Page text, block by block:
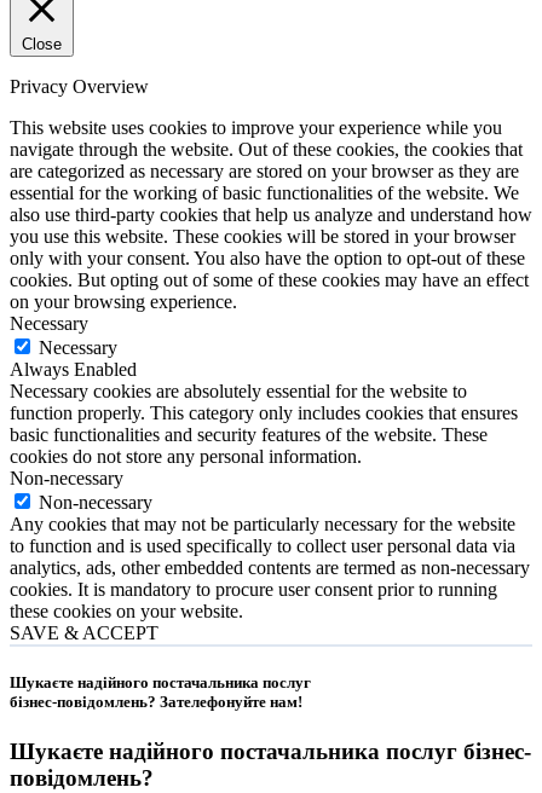
Close
Privacy Overview
This website uses cookies to improve your experience while you
navigate through the website. Out of these cookies, the cookies that
are categorized as necessary are stored on your browser as they are
essential for the working of basic functionalities of the website. We
also use third-party cookies that help us analyze and understand how
you use this website. These cookies will be stored in your browser
only with your consent. You also have the option to opt-out of these
cookies. But opting out of some of these cookies may have an effect
on your browsing experience.
Necessary
Necessary
Always Enabled
Necessary cookies are absolutely essential for the website to
function properly. This category only includes cookies that ensures
basic functionalities and security features of the website. These
cookies do not store any personal information.
Non-necessary
Non-necessary
Any cookies that may not be particularly necessary for the website
to function and is used specifically to collect user personal data via
analytics, ads, other embedded contents are termed as non-necessary
cookies. It is mandatory to procure user consent prior to running
these cookies on your website.
SAVE & ACCEPT
Шукаєте надійного постачальника послуг
бізнес-повідомлень? Зателефонуйте нам!
Шукаєте надійного постачальника послуг бізнес-
повідомлень?